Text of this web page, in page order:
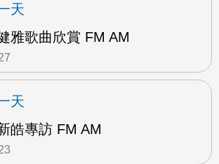
天
雅歌曲欣賞 FM AM
天
皓專訪 FM AM